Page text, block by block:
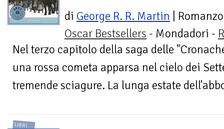
di George R. R. Martin | Romanzo
Oscar Bestsellers - Mondadori -
Nel terzo capitolo della saga delle
una rossa cometa apparsa nel cielo dei
tremende sciagure. La lunga estate
LIBRI